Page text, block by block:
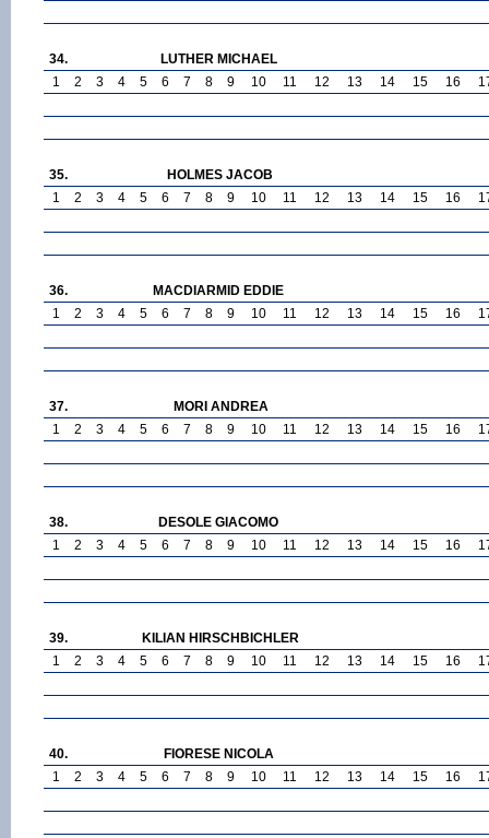
34.
LUTHER MICHAEL
1
2 3 4 5 6 7 8 9 10 11 12 13 14 15 16
35.
HOLMES JACOB
1
2 3 4 5 6 7 8 9 10 11 12 13 14 15 16
36.
MACDIARMID EDDIE
1
2 3 4 5 6 7 8 9 10 11 12 13 14 15 16
37.
MORI ANDREA
1
2 3 4 5 6 7 8 9 10 11 12 13 14 15 16
38.
DESOLE GIACOMO
1
2 3 4 5 6 7 8 9 10 11 12 13 14 15 16
39.
KILIAN HIRSCHBICHLER
1
2 3 4 5 6 7 8 9 10 11 12 13 14 15 16
40.
FIORESE NICOLA
1
2 3 4 5 6 7 8 9 10 11 12 13 14 15 16